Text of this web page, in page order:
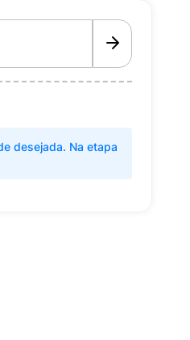
desejada. Na etapa